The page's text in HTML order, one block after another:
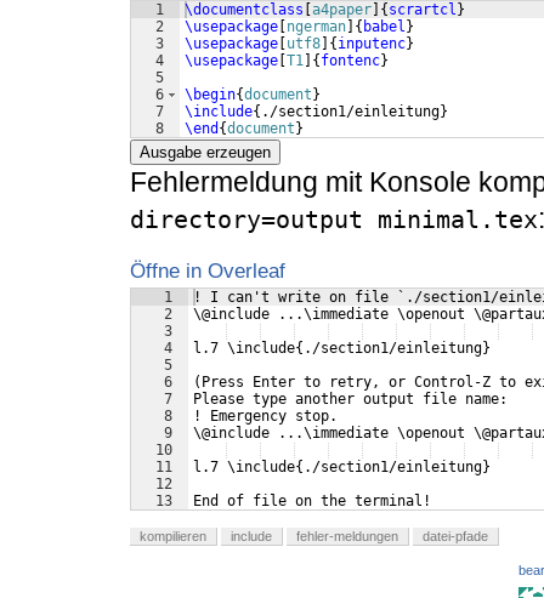
1
2
3
4
5
6
7
8
\documentclass a4paper { scrartcl }
\usepackage ngerman { babel }
\usepackage utf8 { inputenc}
\usepackage T1 { fontenc}
\begin{document }
\include{ ./section1/einleitung}
\end {document }
Ausgabe erzeugen
Fehlermeldung mit Konsole
directory=output minimal.tex:
Öffne in Overleaf
1
2
3
4
5
6
7
8
9
10
11
12
13
! I can't write on file `./section1/
\@include ...\immediate \openout
l.7 \include{./section1/einleitung}
(Press Enter to retry, or Control-Z to
Please type another output file name:
! Emergency stop.
\@include ...\immediate \openout
l.7 \include{./section1/einleitung}
End of file on the terminal!
kompilieren include fehler-meldungen datei-pfade